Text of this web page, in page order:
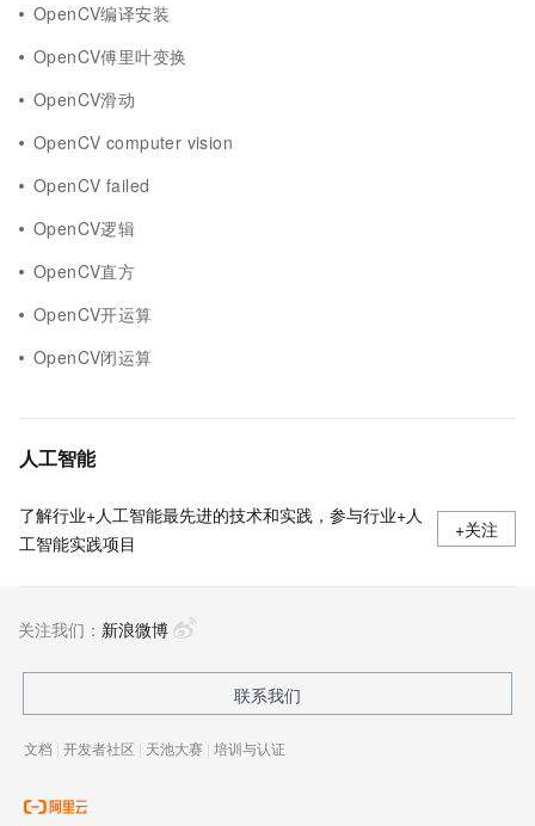
OpenCV编译安装
OpenCV傅里叶变换
OpenCV滑动
OpenCV computer vision
OpenCV failed
OpenCV逻辑
OpenCV直方
OpenCV开运算
OpenCV闭运算
人工智能
了解行业+人工智能最先进的技术和实践，参与行业+人
工智能实践项目
+关注
关注我们： 新浪微博
联系我们
文档 | 开发者社区 | 天池大赛 | 培训与认证